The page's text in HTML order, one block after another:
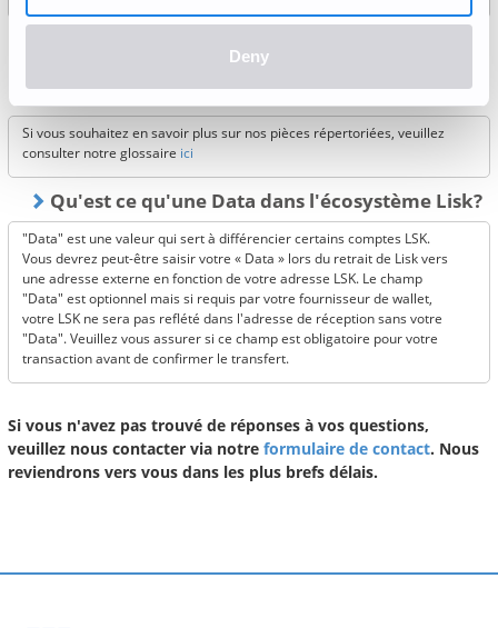
Deny
DOGE, AVAX, SHIB, LINK, GRT, FLR, MASK, XEM,
XYM, POL and PEPE?
Si vous souhaitez en savoir plus sur nos pièces répertoriées, veuillez
consulter notre glossaire ici
Qu'est ce qu'une Data dans l'écosystème Lisk?
"Data" est une valeur qui sert à différencier certains comptes LSK.
Vous devrez peut-être saisir votre « Data » lors du retrait de Lisk vers
une adresse externe en fonction de votre adresse LSK. Le champ
"Data" est optionnel mais si requis par votre fournisseur de wallet,
votre LSK ne sera pas reflété dans l'adresse de réception sans votre
"Data". Veuillez vous assurer si ce champ est obligatoire pour votre
transaction avant de confirmer le transfert.
Si vous n'avez pas trouvé de réponses à vos questions,
veuillez nous contacter via notre formulaire de contact. Nous
reviendrons vers vous dans les plus brefs délais.